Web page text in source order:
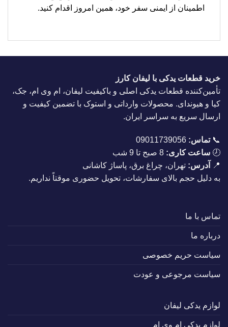
اطمینان از ایمنی سفر خود، همین امروز اقدام کنید.
خرید قطعات یدکی با لیفان کارز
تأمین‌کننده قطعات یدکی اصلی و باکیفیت لیفان، ام وی ام، جک،
کیا و هیوندای. محصولات وارداتی و استوک با تضمین کیفیت و
ارسال سریع به سراسر ایران.
📞تماس: 09011739056
🕗 ساعت کاری:
📍
آدرس: تهران، چراغ برق، پاساژ کاشانی
به دلیل حجم بالای سفارشات، تحویل حضوری موقتاً نداریم.
تماس با ما
درباره ما
سیاست حریم خصوصی
سیاست مرجوعی و عودت
لوازم یدکی لیفان
لوازم یدکی ام وی ام